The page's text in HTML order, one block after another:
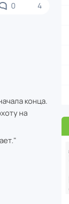
0 4
конца.
на